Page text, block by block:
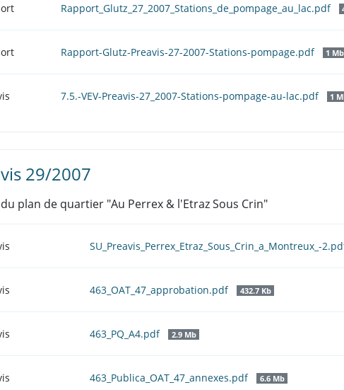
Rapport_Glutz_27_2007_Stations_de_pompage_au_lac.pdf
Rapport-Glutz-Preavis-27-2007-Stations-pompage.pdf 1 Mb
7.5.-VEV-Preavis-27_2007-Stations-pompage-au-lac.pdf 1
29/2007
plan de quartier "Au Perrex & l'Etraz Sous Crin"
SU_Preavis_Perrex_Etraz_Sous_Crin_a_Montreux_-
463_OAT_47_approbation.pdf 432.7 Kb
463_PQ_A4.pdf 2.9 Mb
463_Publica_OAT_47_annexes.pdf 6.6 Mb